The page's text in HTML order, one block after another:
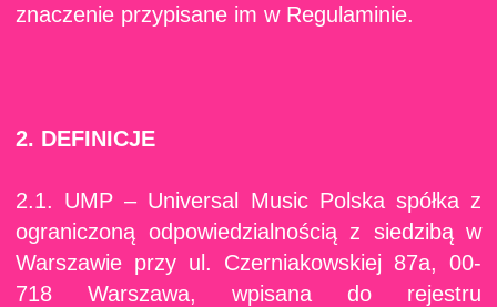
znaczenie przypisane im w Regulaminie.
2. DEFINICJE
2.1. UMP – Universal Music Polska spółka z
ograniczoną odpowiedzialnością z siedzibą w
Warszawie przy ul. Czerniakowskiej 87a, 00-
718 Warszawa, wpisana do rejestru